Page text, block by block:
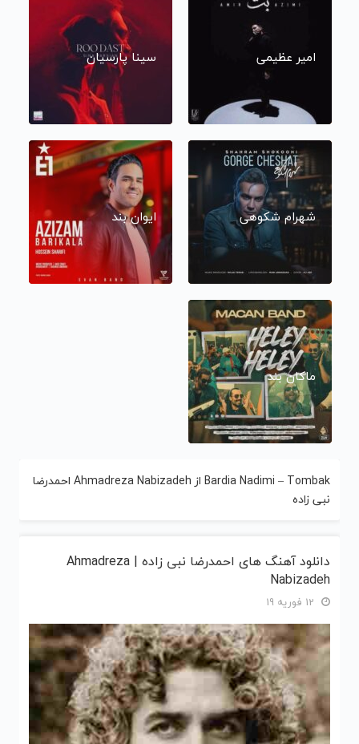
امیر عظیمی سینا پارسیان
شهرام شکوهی ایوان بند
ماکان بند
Bardia Nadimi – Tombak از Ahmadreza Nabizadeh احمدرضا
نبی زاده
دانلود آهنگ های احمدرضا نبی زاده | Ahmadreza
Nabizadeh